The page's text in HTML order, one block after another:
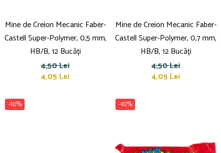
Mine de Creion Mecanic Faber-
Castell Super-Polymer, 0,5 mm,
HB/B, 12 Bucăți
4,50 Lei
4,05 Lei
Mine de Creion Mecanic Faber-
Castell Super-Polymer, 0,7 mm,
HB/B, 12 Bucăți
4,50 Lei
4,05 Lei
-10% -10%